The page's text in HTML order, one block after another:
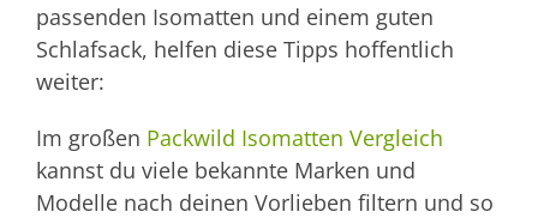
passenden Isomatten und einem guten
Schlafsack, helfen diese Tipps hoffentlich
weiter:
Im großen Packwild Isomatten Vergleich
kannst du viele bekannte Marken und
Modelle nach deinen Vorlieben filtern und so